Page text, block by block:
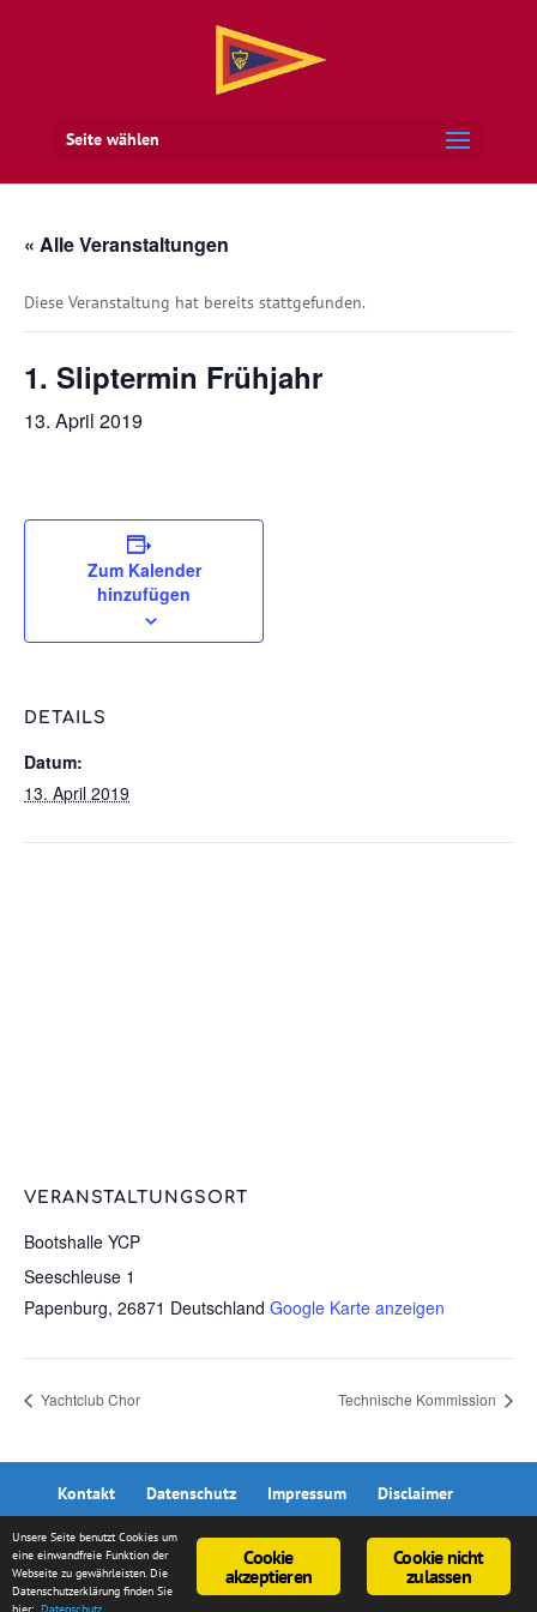
Seite wählen
« Alle Veranstaltungen
Diese Veranstaltung hat bereits stattgefunden.
1. Sliptermin Frühjahr
13. April 2019
Zum Kalender
hinzufügen
DETAILS
Datum:
13. April 2019
VERANSTALTUNGSORT
Bootshalle YCP
Seeschleuse 1
Papenburg, 26871 Deutschland Google Karte anzeigen
Yachtclub Chor Technische Kommission
Kontakt Datenschutz Impressum Disclaimer
© 2026 metapixel | Kai Kranz
Cookie nicht
zulassen
Cookie
akzeptieren
Unsere Seite benutzt Cookies um
eine einwandfreie Funktion der
Webseite zu gewährleisten. Die
Datenschutzerklärung finden Sie